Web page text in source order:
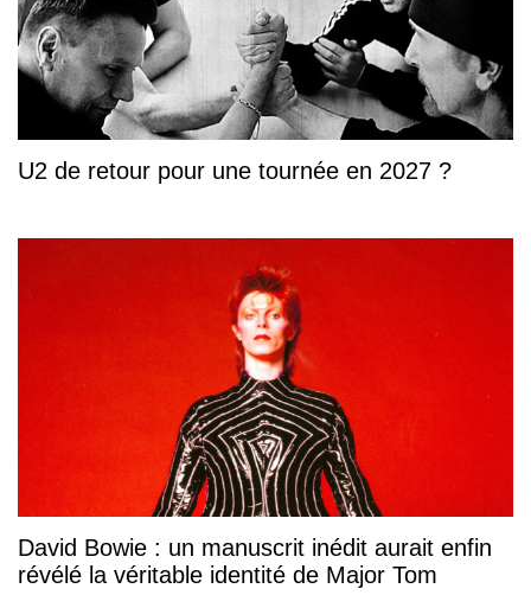
U2 de retour pour une tournée en 2027 ?
David Bowie : un manuscrit inédit aurait enfin
révélé la véritable identité de Major Tom